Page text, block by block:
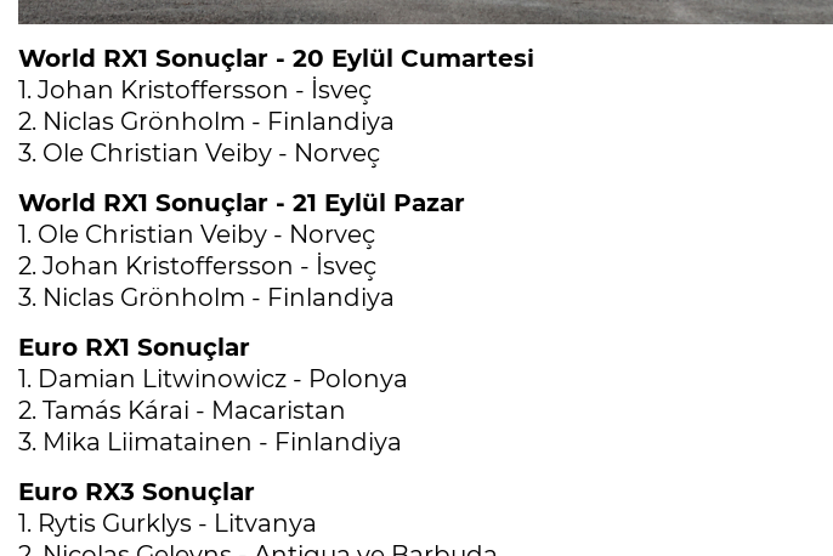
World RX1 Sonuçlar - 20 Eylül Cumartesi
1. Johan Kristoffersson - İsveç
2. Niclas Grönholm - Finlandiya
3. Ole Christian Veiby - Norveç
World RX1 Sonuçlar - 21 Eylül Pazar
1. Ole Christian Veiby - Norveç
2. Johan Kristoffersson - İsveç
3. Niclas Grönholm - Finlandiya
Euro RX1 Sonuçlar
1. Damian Litwinowicz - Polonya
2. Tamás Kárai - Macaristan
3. Mika Liimatainen - Finlandiya
Euro RX3 Sonuçlar
1. Rytis Gurklys - Litvanya